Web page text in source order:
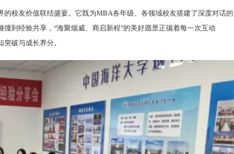
校友价值联结盛宴。它既为MBA各年级、各领域校友搭建了深度对话的
到经验共享，“海聚烟威、商启新程”的美好愿景正循着每一次互动
破与成长养分。